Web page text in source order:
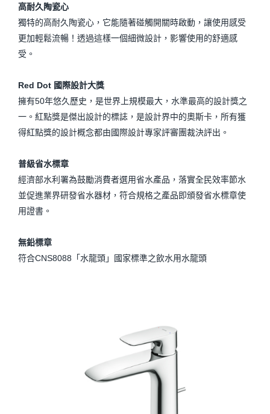
高耐久陶瓷心
獨特的高耐久陶瓷心，它能隨著碰觸開關時啟動，讓使用感受
更加輕鬆流暢！透過這樣一個細微設計，影響使用的舒適感
受。
Red Dot 國際設計大獎
擁有50年悠久歷史，是世界上規模最大，水準最高的設計獎之
一。紅點獎是傑出設計的標誌，是設計界中的奧斯卡，所有獲
得紅點獎的設計概念都由國際設計專家評審團裁決評出。
普級省水標章
經濟部水利署為鼓勵消費者選用省水產品，落實全民效率節水
並促進業界研發省水器材，符合規格之產品即頒發省水標章使
用證書。
無鉛標章
符合CNS8088「水龍頭」國家標準之飲水用水龍頭